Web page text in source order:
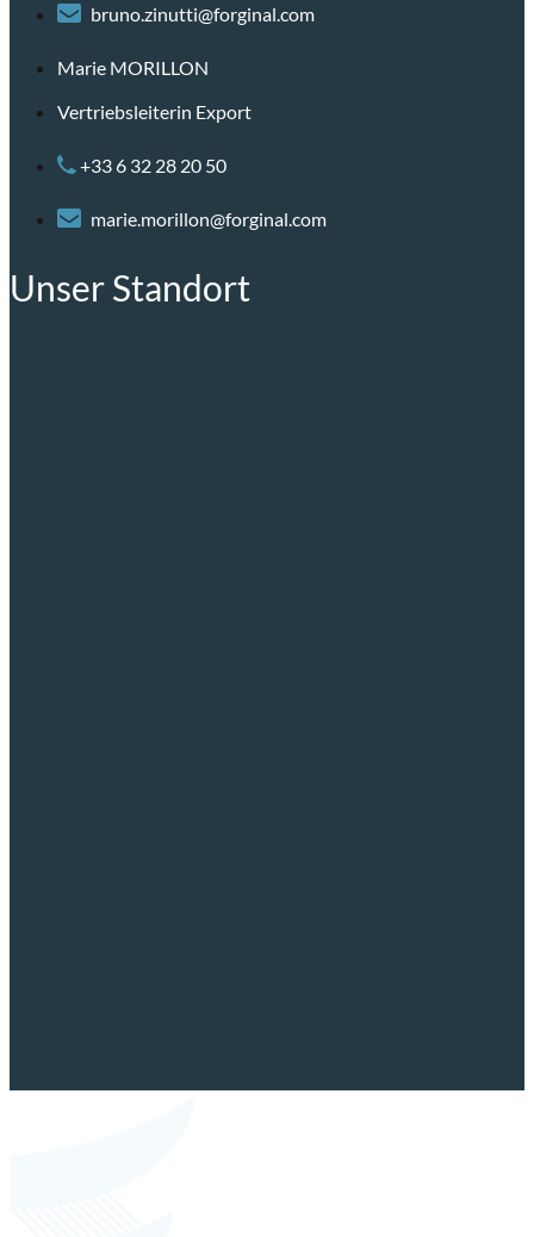
bruno.zinutti@forginal.com
Marie MORILLON
Vertriebsleiterin Export
+33 6 32 28 20 50
marie.morillon@forginal.com
Unser Standort